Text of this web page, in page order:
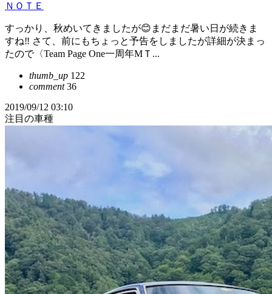
ＮＯＴＥ
すっかり、秋めいてきましたが😊まだまだ暑い日が続きま
すね‼️ さて、前にもちょっと予告をしましたが詳細が決まっ
たので〈Team Page One一周年MＴ...
thumb_up 122
comment36
2019/09/12 03:10
注目の車種